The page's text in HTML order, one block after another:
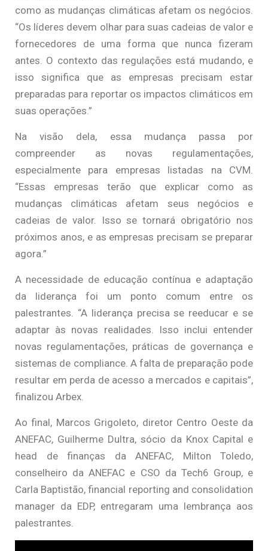
como as mudanças climáticas afetam os negócios.
“Os líderes devem olhar para suas cadeias de valor e
fornecedores de uma forma que nunca fizeram
antes. O contexto das regulações está mudando, e
isso significa que as empresas precisam estar
preparadas para reportar os impactos climáticos em
suas operações.”
Na visão dela, essa mudança passa por
compreender as novas regulamentações,
especialmente para empresas listadas na CVM.
“Essas empresas terão que explicar como as
mudanças climáticas afetam seus negócios e
cadeias de valor. Isso se tornará obrigatório nos
próximos anos, e as empresas precisam se preparar
agora.”
A necessidade de educação contínua e adaptação
da liderança foi um ponto comum entre os
palestrantes. “A liderança precisa se reeducar e se
adaptar às novas realidades. Isso inclui entender
novas regulamentações, práticas de governança e
sistemas de compliance. A falta de preparação pode
resultar em perda de acesso a mercados e capitais”,
finalizou Arbex.
Ao final, Marcos Grigoleto, diretor Centro Oeste da
ANEFAC, Guilherme Dultra, sócio da Knox Capital e
head de finanças da ANEFAC, Milton Toledo,
conselheiro da ANEFAC e CSO da Tech6 Group, e
Carla Baptistão, financial reporting and consolidation
manager da EDP, entregaram uma lembrança aos
palestrantes.